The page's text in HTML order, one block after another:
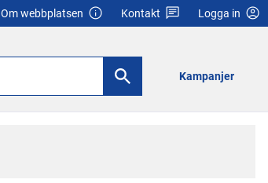
Om webbplatsen Kontakt Logga in
Kampanjer